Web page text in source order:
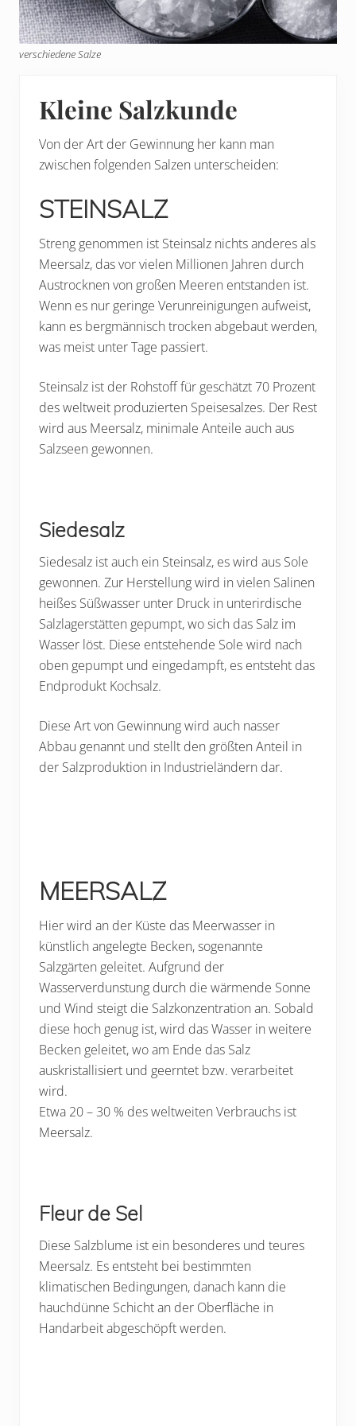
verschiedene Salze
Kleine Salzkunde
Von der Art der Gewinnung her kann man
zwischen folgenden Salzen unterscheiden:
STEINSALZ
Streng genommen ist Steinsalz nichts anderes als
Meersalz, das vor vielen Millionen Jahren durch
Austrocknen von großen Meeren entstanden ist.
Wenn es nur geringe Verunreinigungen aufweist,
kann es bergmännisch trocken abgebaut werden,
was meist unter Tage passiert.
Steinsalz ist der Rohstoff für geschätzt 70 Prozent
des weltweit produzierten Speisesalzes. Der Rest
wird aus Meersalz, minimale Anteile auch aus
Salzseen gewonnen.
Siedesalz
Siedesalz ist auch ein Steinsalz, es wird aus Sole
gewonnen. Zur Herstellung wird in vielen Salinen
heißes Süßwasser unter Druck in unterirdische
Salzlagerstätten gepumpt, wo sich das Salz im
Wasser löst. Diese entstehende Sole wird nach
oben gepumpt und eingedampft, es entsteht das
Endprodukt Kochsalz.
Diese Art von Gewinnung wird auch nasser
Abbau genannt und stellt den größten Anteil in
der Salzproduktion in Industrieländern dar.
MEERSALZ
Hier wird an der Küste das Meerwasser in
künstlich angelegte Becken, sogenannte
Salzgärten geleitet. Aufgrund der
Wasserverdunstung durch die wärmende Sonne
und Wind steigt die Salzkonzentration an. Sobald
diese hoch genug ist, wird das Wasser in weitere
Becken geleitet, wo am Ende das Salz
auskristallisiert und geerntet bzw. verarbeitet
wird.
Etwa 20 – 30 % des weltweiten Verbrauchs ist
Meersalz.
Fleur de Sel
Diese Salzblume ist ein besonderes und teures
Meersalz. Es entsteht bei bestimmten
klimatischen Bedingungen, danach kann die
hauchdünne Schicht an der Oberfläche in
Handarbeit abgeschöpft werden.